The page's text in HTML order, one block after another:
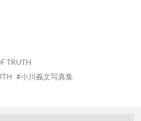
TRUTH
小川義文写真集